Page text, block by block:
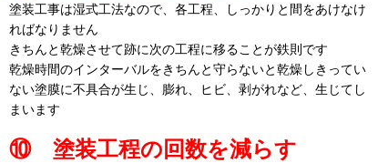
塗装工事は湿式工法なので、各工程、しっかりと間をあけなけ
ればなりません
きちんと乾燥させて跡に次の工程に移ることが鉄則です
乾燥時間のインターバルをきちんと守らないと乾燥しきってい
ない塗膜に不具合が生じ、膨れ、ヒビ、剥がれなど、生じてし
まいます
⑩ 塗装工程の回数を減らす